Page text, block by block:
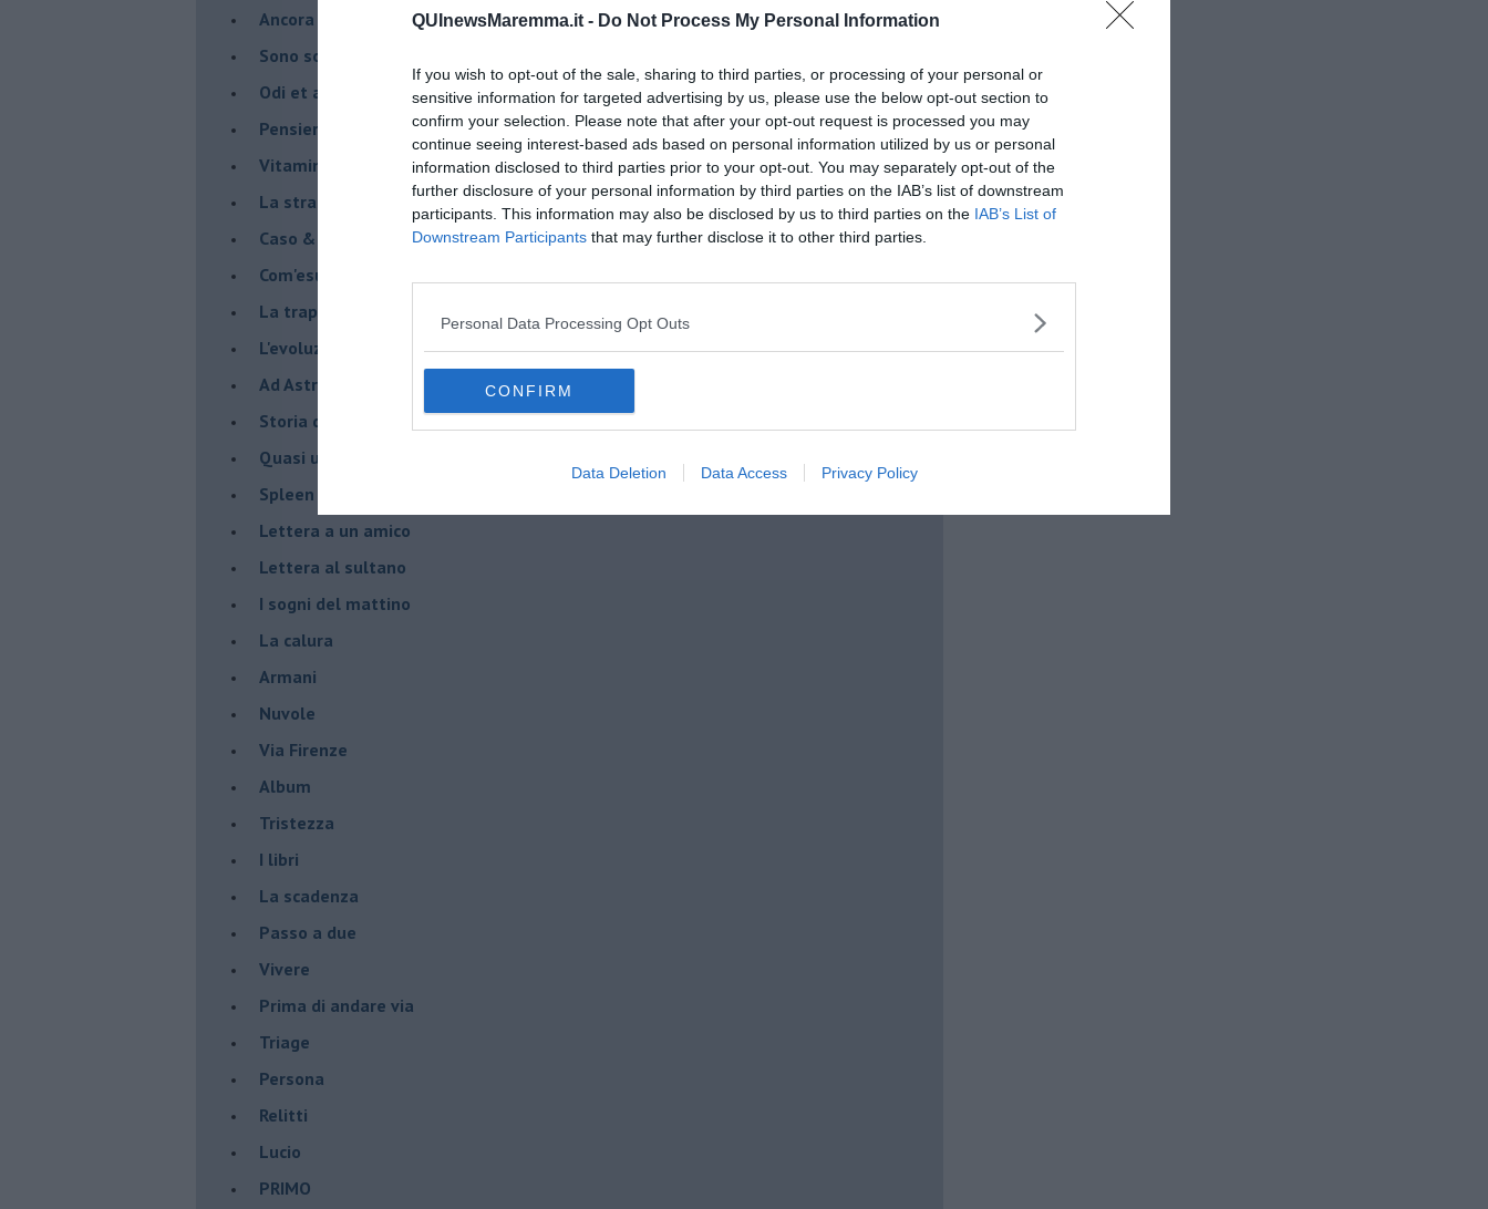
QUInewsMaremma.it - Do Not Process My Personal Information
If you wish to opt-out of the sale, sharing to third parties, or processing of your personal or
sensitive information for targeted advertising by us, please use the below opt-out section to
confirm your selection. Please note that after your opt-out request is processed you may
continue seeing interest-based ads based on personal information utilized by us or personal
information disclosed to third parties prior to your opt-out. You may separately opt-out of the
further disclosure of your personal information by third parties on the IAB’s list of downstream
participants. This information may also be disclosed by us to third parties on the IAB’s List of
Downstream Participants that may further disclose it to other third parties.
Personal Data Processing Opt Outs
CONFIRM
Data Deletion Data Access Privacy Policy
Ancora pensieri & disordine
Sono solo parole
Odi et amo
Pensieri in disordine sparso
Vitamina D
La strada
Caso & cambiamento
Com'esuli pensieri
La trappola di Tucidide, o della 3ª C
L'evoluzione umana
Ad Astra
Storia di io - Quasi un compito in classe
Quasi una lezione
Spleen
Lettera a un amico
Lettera al sultano
I sogni del mattino
La calura
Armani
Nuvole
Via Firenze
Album
Tristezza
I libri
La scadenza
Passo a due
Vivere
Prima di andare via
Triage
Persona
Relitti
Lucio
PRIMO